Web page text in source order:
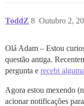
ToddZ Outubro 2,
8
Olá Adam – Estou
questão antiga.
pergunta e recebi
Agora estou mexendo
acionar notificações